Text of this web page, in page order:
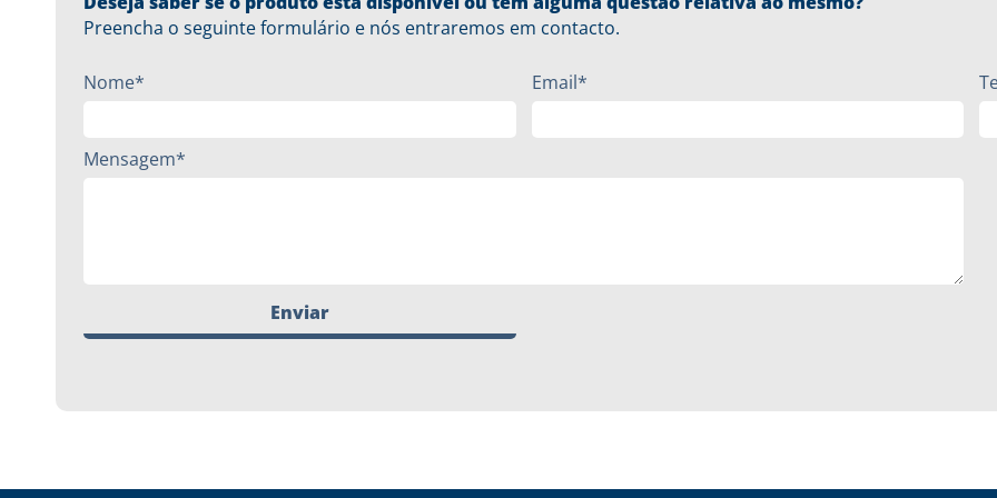
Preencha o seguinte formulário e nós entraremos em contacto.
Nome* Email*
Mensagem*
Enviar